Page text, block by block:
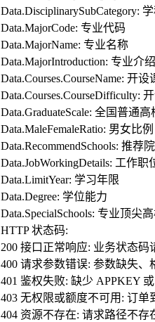
Data.DisciplinarySubCategory:
Data.MajorCode: 专业代码
Data.MajorName: 专业名称
Data.MajorIntroduction: 专业介绍
Data.Courses.CourseName: 开
Data.Courses.CourseDifficulty:
Data.GraduateScale: 全国普通
Data.MaleFemaleRatio: 男女比
Data.RecommendSchools: 推荐
Data.JobWorkingDetails: 工作职
Data.LimitYear: 学习年限
Data.Degree: 学位能力
Data.SpecialSchools: 专业顶尖
HTTP 状态码:
200 接口正常响应: 业务状态码
400 请求参数错误: 参数缺失、
401 鉴权失败: 缺少 APPKEY 或
403 无权限或额度不可用: 订单
404 资源不存在: 请求路径不存